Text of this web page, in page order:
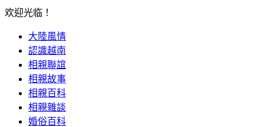
欢迎光临！
大陸風情
認識越南
相親聯誼
相親故事
相親百科
相親雜談
婚俗百科